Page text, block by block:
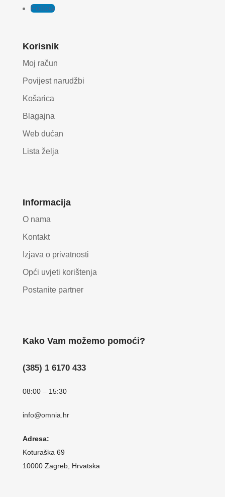
Follow
Korisnik
Moj račun
Povijest narudžbi
Košarica
Blagajna
Web dućan
Lista želja
Informacija
O nama
Kontakt
Izjava o privatnosti
Opći uvjeti korištenja
Postanite partner
Kako Vam možemo pomoći?
(385) 1 6170 433
08:00 – 15:30
info@omnia.hr
Adresa:
Koturaška 69
10000 Zagreb, Hrvatska